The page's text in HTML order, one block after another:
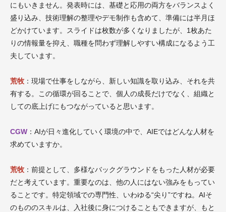
にもいきません。発表時には、基礎と応用の両方をバランスよく
盛り込み、技術理解の整理やデモ制作も含めて、準備には半月ほ
どかけています。スライドは枚数が多くなりましたが、1枚あた
りの情報量を抑え、職種を問わず理解しやすい構成になるよう工
夫しています。
荒牧 ：現場で仕事をしながら、新しい知識を取り込み、それを共
有する。この循環が回ることで、個人の成長だけでなく、組織と
しての底上げにもつながっていると思います。
CGW ：AIが日々進化していく環境の中で、AIEではどんな人材を
求めていますか。
荒牧 ：前提として、多様なバックグラウンドをもった人材が必要
だと考えています。重要なのは、他の人にはない強みをもってい
ることです。特定領域での専門性、いわゆる“尖り”ですね。AIそ
のもののスキルは、入社後に身につけることもできますが、もと